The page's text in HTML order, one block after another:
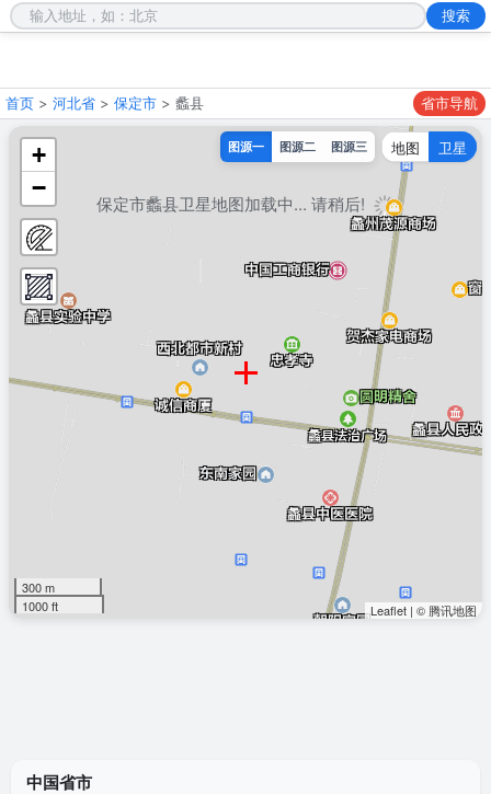
首页 > 河北省 > 保定市 > 蠡县 省市导航
保定市蠡县卫星地图加载中... 请稍后!
+
−
300 m
1000 ft
Leaflet | © 腾讯地图
图源一 图源二 图源三 地图 卫星
中国省市